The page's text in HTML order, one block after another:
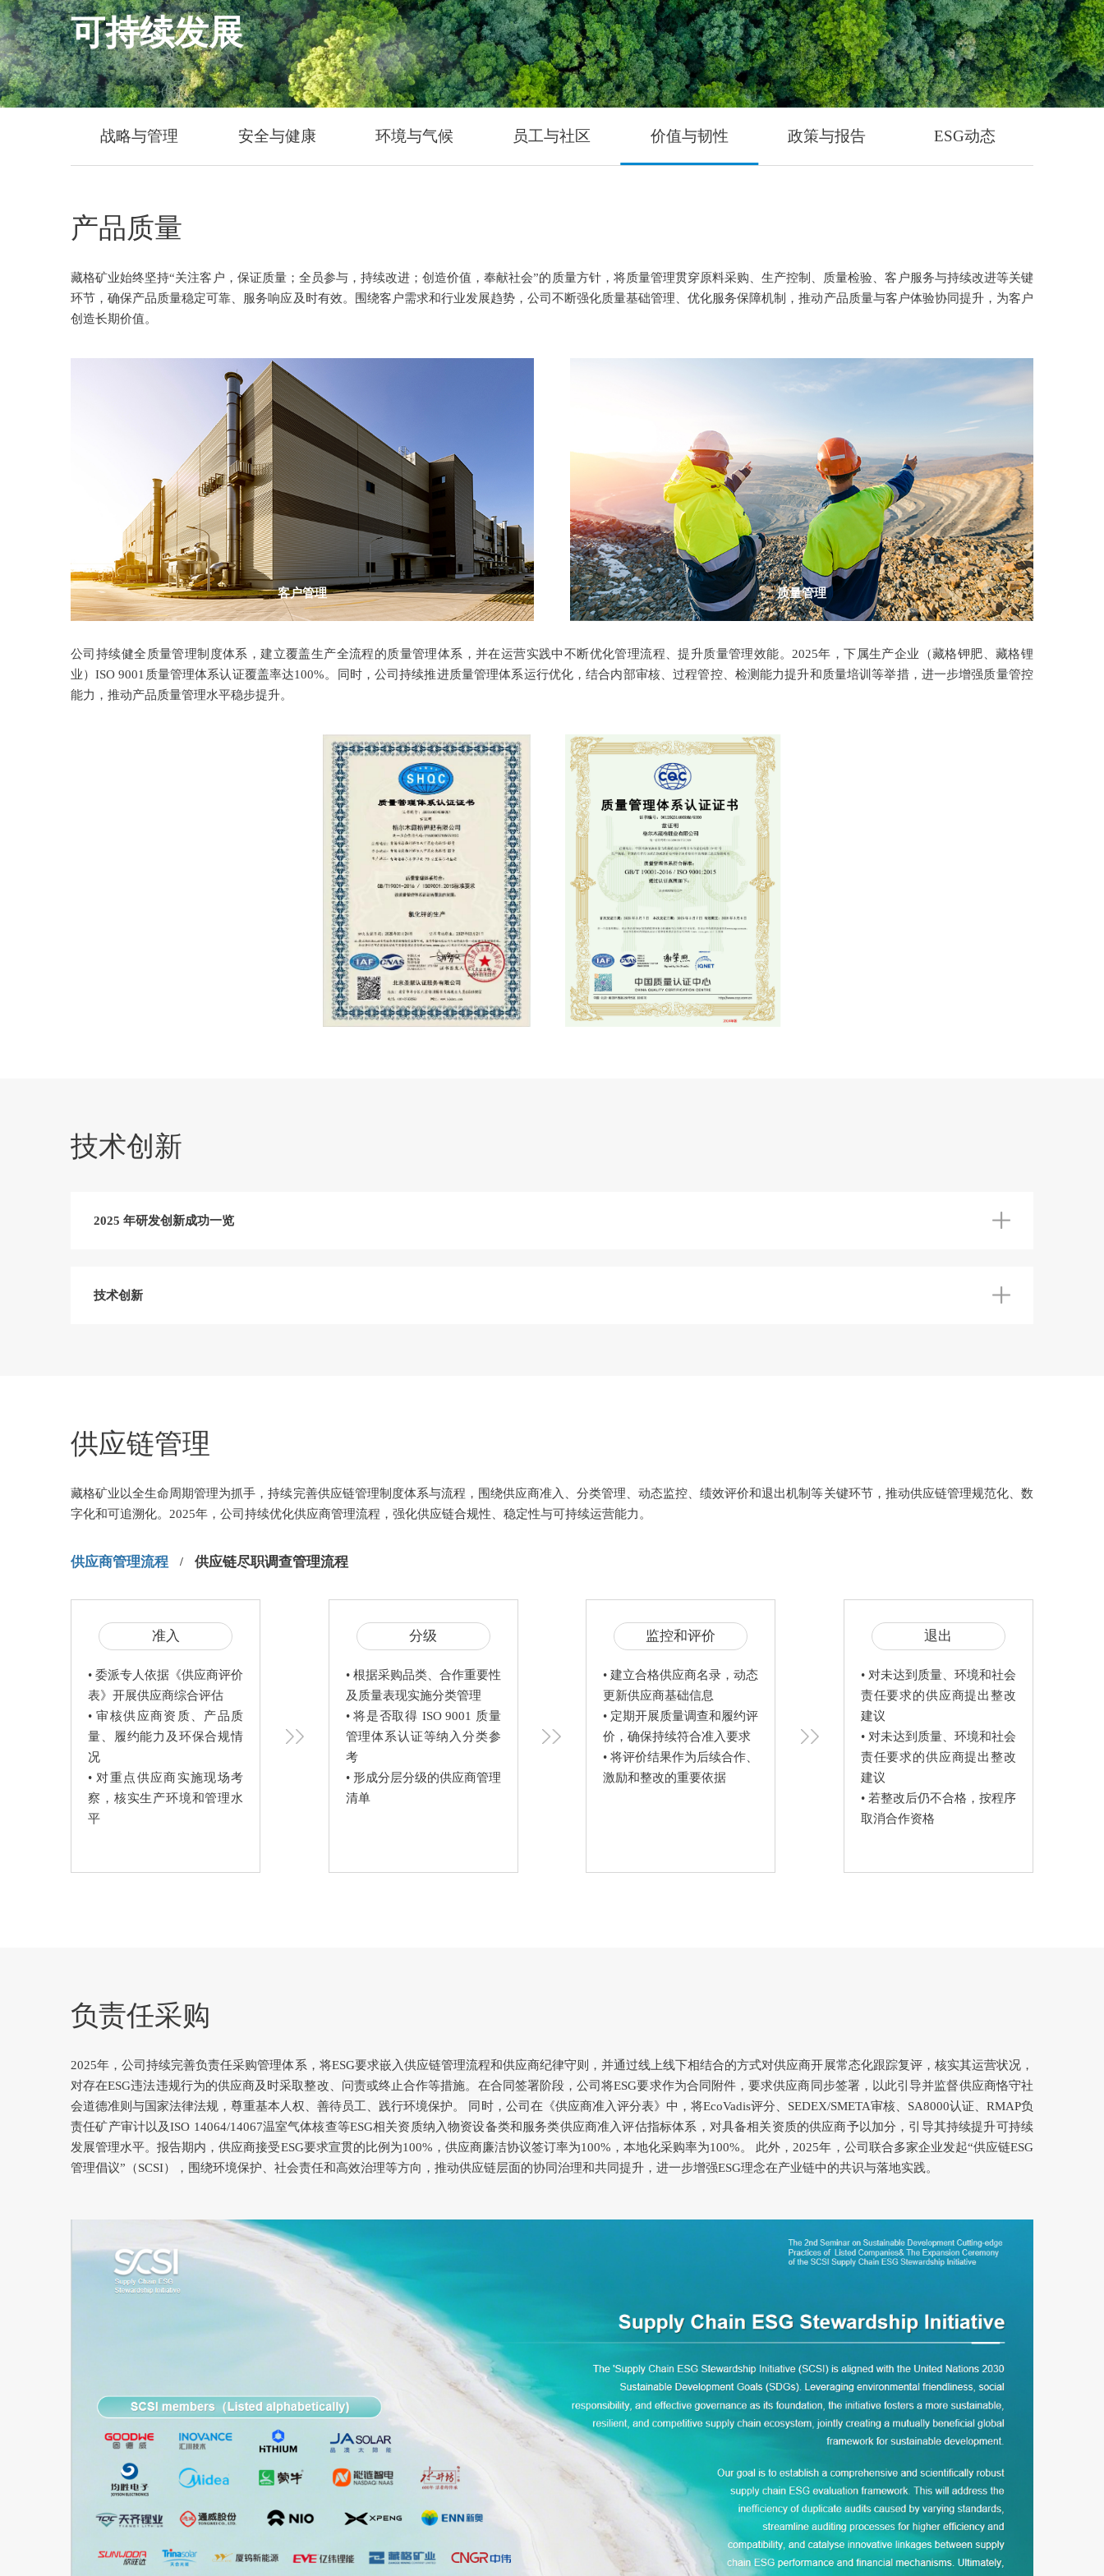
可持续发展
战略与管理 安全与健康 环境与气候 员工与社区 价值与韧性 政策与报告 ESG动态
产品质量
藏格矿业始终坚持“关注客户，保证质量；全员参与，持续改进；创造价值，奉献社会”的质量方针，将质量管理贯穿原料采购、生产控制、质量检验、客户服务与持续改进等关键
环节，确保产品质量稳定可靠、服务响应及时有效。围绕客户需求和行业发展趋势，公司不断强化质量基础管理、优化服务保障机制，推动产品质量与客户体验协同提升，为客户
创造长期价值。
客户管理 质量管理
公司持续健全质量管理制度体系，建立覆盖生产全流程的质量管理体系，并在运营实践中不断优化管理流程、提升质量管理效能。2025年，下属生产企业（藏格钾肥、藏格锂
业）ISO 9001质量管理体系认证覆盖率达100%。同时，公司持续推进质量管理体系运行优化，结合内部审核、过程管控、检测能力提升和质量培训等举措，进一步增强质量管控
能力，推动产品质量管理水平稳步提升。
技术创新
2025 年研发创新成功一览
技术创新
供应链管理
藏格矿业以全生命周期管理为抓手，持续完善供应链管理制度体系与流程，围绕供应商准入、分类管理、动态监控、绩效评价和退出机制等关键环节，推动供应链管理规范化、数
字化和可追溯化。2025年，公司持续优化供应商管理流程，强化供应链合规性、稳定性与可持续运营能力。
供应商管理流程 供应链尽职调查管理流程
准入
• 委派专人依据《供应商评价
表》开展供应商综合评估
• 审核供应商资质、产品质
量、履约能力及环保合规情
况
• 对重点供应商实施现场考
察，核实生产环境和管理水
平
分级
• 根据采购品类、合作重要性
及质量表现实施分类管理
• 将是否取得 ISO 9001 质量
管理体系认证等纳入分类参
考
• 形成分层分级的供应商管理
清单
监控和评价
• 建立合格供应商名录，动态
更新供应商基础信息
• 定期开展质量调查和履约评
价，确保持续符合准入要求
• 将评价结果作为后续合作、
激励和整改的重要依据
退出
• 对未达到质量、环境和社会
责任要求的供应商提出整改
建议
• 对未达到质量、环境和社会
责任要求的供应商提出整改
建议
• 若整改后仍不合格，按程序
取消合作资格
负责任采购
2025年，公司持续完善负责任采购管理体系，将ESG要求嵌入供应链管理流程和供应商纪律守则，并通过线上线下相结合的方式对供应商开展常态化跟踪复评，核实其运营状况，
对存在ESG违法违规行为的供应商及时采取整改、问责或终止合作等措施。在合同签署阶段，公司将ESG要求作为合同附件，要求供应商同步签署，以此引导并监督供应商恪守社
会道德准则与国家法律法规，尊重基本人权、善待员工、践行环境保护。 同时，公司在《供应商准入评分表》中，将EcoVadis评分、SEDEX/SMETA审核、SA8000认证、RMAP负
责任矿产审计以及ISO 14064/14067温室气体核查等ESG相关资质纳入物资设备类和服务类供应商准入评估指标体系，对具备相关资质的供应商予以加分，引导其持续提升可持续
发展管理水平。报告期内，供应商接受ESG要求宣贯的比例为100%，供应商廉洁协议签订率为100%，本地化采购率为100%。 此外，2025年，公司联合多家企业发起“供应链ESG
管理倡议”（SCSI），围绕环境保护、社会责任和高效治理等方向，推动供应链层面的协同治理和共同提升，进一步增强ESG理念在产业链中的共识与落地实践。